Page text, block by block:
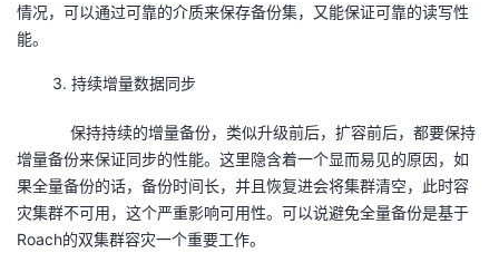
情况，可以通过可靠的介质来保存备份集，又能保证可靠的读写性
能。
3. 持续增量数据同步
保持持续的增量备份，类似升级前后，扩容前后，都要保持
增量备份来保证同步的性能。这里隐含着一个显而易见的原因，如
果全量备份的话，备份时间长，并且恢复进会将集群清空，此时容
灾集群不可用，这个严重影响可用性。可以说避免全量备份是基于
Roach的双集群容灾一个重要工作。